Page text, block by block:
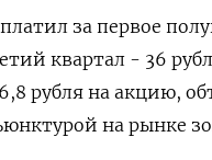
‌за первое
квартал - 36
‌рубля на акцию,
на рынке